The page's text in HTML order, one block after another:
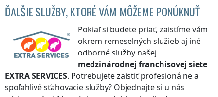
ĎALŠIE SLUŽBY, KTORÉ VÁM MÔŽEME PONÚKNUŤ
Pokiaľ si budete priať, zaistíme vám
okrem remeselných služieb aj iné
odborné služby našej
medzinárodnej franchisovej siete
EXTRA SERVICES. Potrebujete zaistiť profesionálne a
spoľahlivé sťahovacie služby? Objednajte si u nás